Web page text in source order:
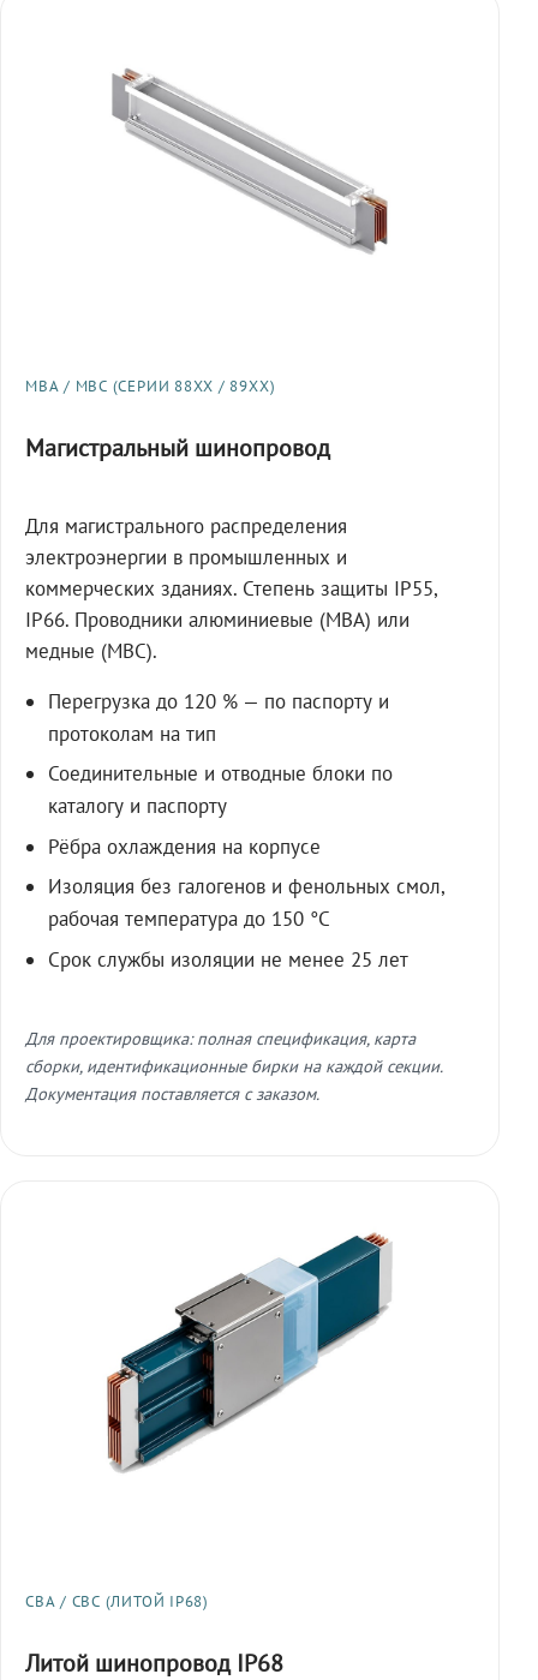
МВА / МВС (СЕРИИ 88XX / 89XX)
Магистральный шинопровод
Для магистрального распределения
электроэнергии в промышленных и
коммерческих зданиях. Степень защиты IP55,
IP66. Проводники алюминиевые (МВА) или
медные (МВС).
Перегрузка до 120 % — по паспорту и
протоколам на тип
Соединительные и отводные блоки по
каталогу и паспорту
Рёбра охлаждения на корпусе
Изоляция без галогенов и фенольных смол,
рабочая температура до 150 °C
Срок службы изоляции не менее 25 лет
Для проектировщика: полная спецификация, карта
сборки, идентификационные бирки на каждой секции.
Документация поставляется с заказом.
СВА / СВС (ЛИТОЙ IP68)
Литой шинопровод IP68